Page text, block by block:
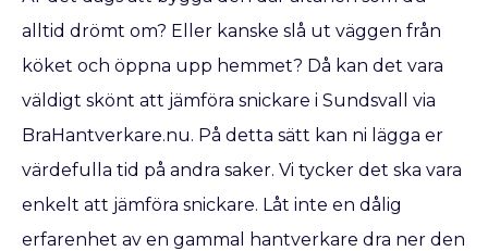
alltid drömt om? Eller kanske slå ut väggen från
köket och öppna upp hemmet? Då kan det vara
väldigt skönt att jämföra snickare i Sundsvall via
BraHantverkare.nu. På detta sätt kan ni lägga er
värdefulla tid på andra saker. Vi tycker det ska vara
enkelt att jämföra snickare. Låt inte en dålig
erfarenhet av en gammal hantverkare dra ner den